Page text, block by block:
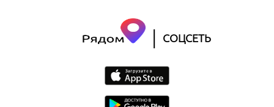
| СОЦСЕТЬ